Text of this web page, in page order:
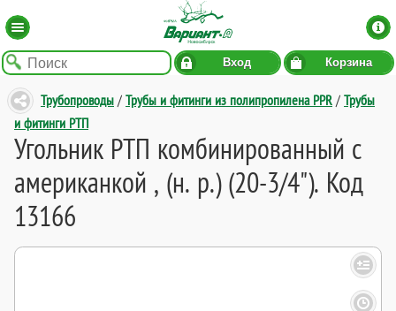
Вход Корзина
Трубопроводы / Трубы и фитинги из полипропилена PPR / Трубы
и фитинги РТП
Угольник РТП комбинированный с
американкой , (н. р.) (20-3/4"). Код
13166